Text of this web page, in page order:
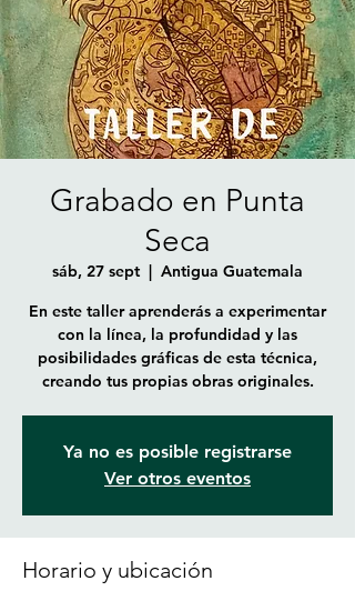
Grabado en Punta
Seca
sáb, 27 sept
  |
Antigua Guatemala
En este taller aprenderás a experimentar
con la línea, la profundidad y las
posibilidades gráficas de esta técnica,
creando tus propias obras originales.
Ya no es posible registrarse
Ver otros eventos
Horario y ubicación